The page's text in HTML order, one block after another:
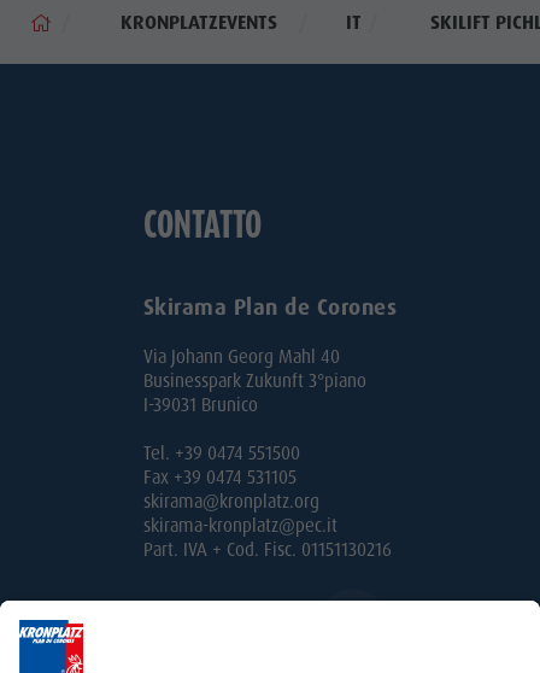
KRONPLATZEVENTS IT SKILIFT
CONTATTO
Skirama Plan de Corones
Via Johann Georg Mahl 40
Businesspark Zukunft 3°piano
I-39031 Brunico
Tel. +39 0474 551500
Fax +39 0474 531105
skirama@kronplatz.org
skirama-kronplatz@pec.it
Part. IVA + Cod. Fisc. 01151130216